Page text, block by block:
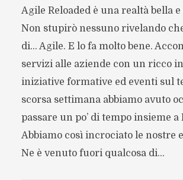
Agile Reloaded è una realtà bella
Non stupirò nessuno rivelando
di… Agile. E lo fa molto bene.
servizi alle aziende con un ricco
iniziative formative ed eventi sul
scorsa settimana abbiamo avuto
passare un po’ di tempo insieme a
Abbiamo così incrociato le nostre
Ne è venuto fuori qualcosa di...